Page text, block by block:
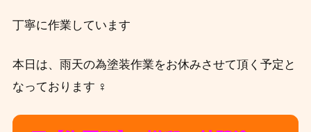
丁寧に作業しています
本日は、雨天の為塗装作業をお休みさせて頂く予定と
なっております ‍♀️